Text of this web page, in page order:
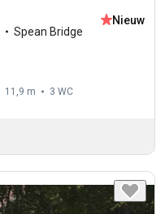
Spean Bridge
Nieuw
11,9 m 3 WC